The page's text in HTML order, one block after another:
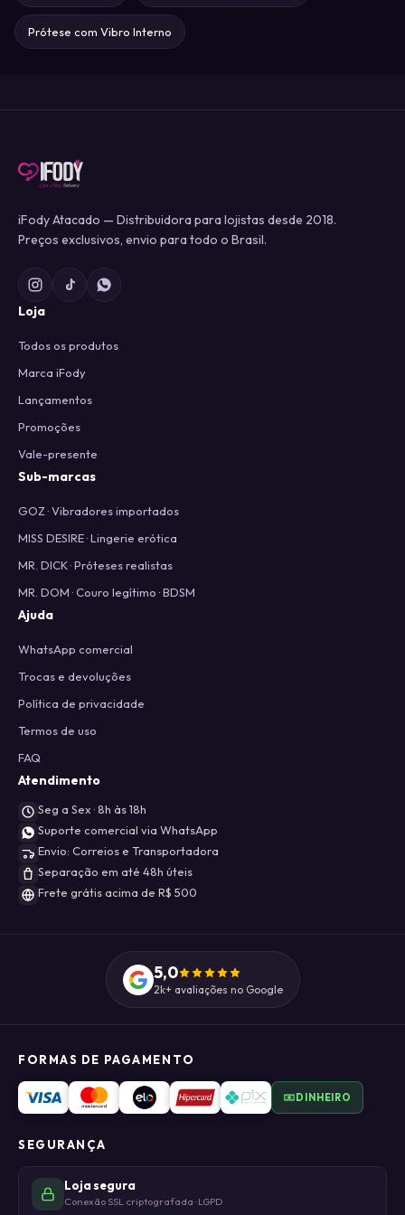
Prótese com Vibro Interno
Entrar
Ler artigo →
iFody Atacado — Distribuidora para lojistas desde 2018.
Preços exclusivos, envio para todo o Brasil.
Loja
Todos os produtos
Marca iFody
Lançamentos
Promoções
Vale-presente
Sub-marcas
GOZ · Vibradores importados
MISS DESIRE · Lingerie erótica
MR. DICK · Próteses realistas
MR. DOM · Couro legítimo · BDSM
Ajuda
WhatsApp comercial
Trocas e devoluções
Política de privacidade
Termos de uso
FAQ
Atendimento
Seg a Sex · 8h às 18h
Suporte comercial via WhatsApp
Envio: Correios e Transportadora
Separação em até 48h úteis
Frete grátis acima de R$ 500
5,0
2k+ avaliações no Google
FORMAS DE PAGAMENTO
DINHEIRO
SEGURANÇA
Loja segura
Conexão SSL criptografada · LGPD